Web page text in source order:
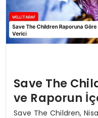
Save The
ve Raporun
Save The Children,